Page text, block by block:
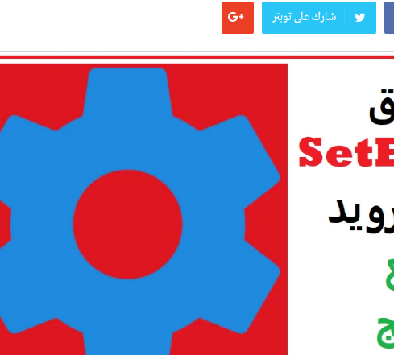
شارك على تويتر